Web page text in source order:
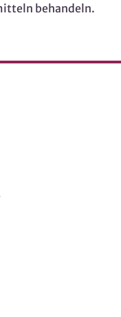
behandeln.